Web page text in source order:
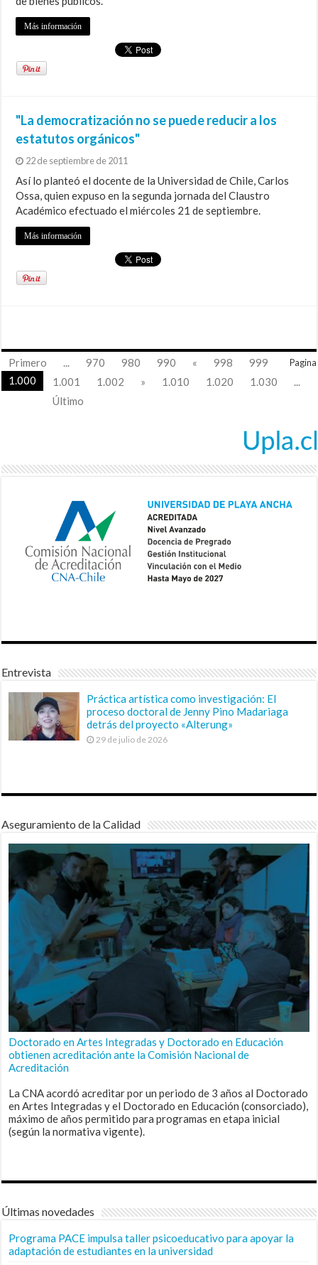
Más información
"La democratización no se puede reducir a los
estatutos orgánicos"
22 de septiembre de 2011
Así lo planteó el docente de la Universidad de Chile, Carlos
Ossa, quien expuso en la segunda jornada del Claustro
Académico efectuado el miércoles 21 de septiembre.
Más información
Pagina
Primero ... 970 980 990 « 998
999
1.000
1.001 1.002 » 1.010 1.020 1.030
...
Último
Entrevista
Práctica artística como investigación: El
proceso doctoral de Jenny Pino Madariaga
detrás del proyecto «Alterung»
29 de julio de 2026
Aseguramiento de la Calidad
Doctorado en Artes Integradas y Doctorado en Educación
obtienen acreditación ante la Comisión Nacional de
Acreditación
La CNA acordó acreditar por un periodo de 3 años al Doctorado
en Artes Integradas y el Doctorado en Educación (consorciado),
máximo de años permitido para programas en etapa inicial
(según la normativa vigente).
Últimas novedades
Programa PACE impulsa taller psicoeducativo para apoyar la
adaptación de estudiantes en la universidad